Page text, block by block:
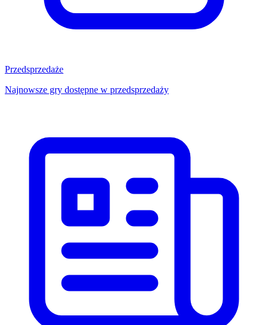
Przedsprzedaże
Najnowsze gry dostępne w przedsprzedaży